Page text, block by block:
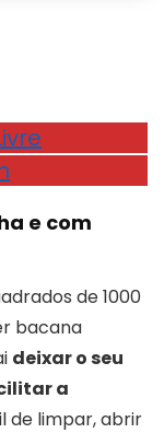
e com
de 1000
bacana
deixar o seu
a
de limpar, abrir